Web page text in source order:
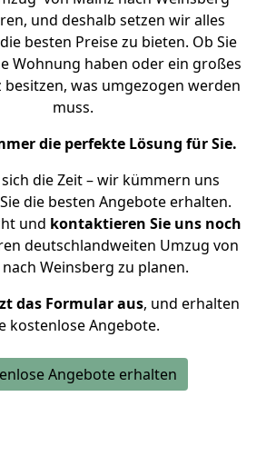
und deshalb setzen wir alles
besten Preise zu bieten. Ob Sie
Wohnung haben oder ein großes
besitzen, was umgezogen werden
muss.
die perfekte Lösung für Sie.
die Zeit – wir kümmern uns
die besten Angebote erhalten.
und kontaktieren Sie uns noch
deutschlandweiten Umzug von
Weinsberg zu planen.
das Formular aus, und erhalten
kostenlose Angebote.
Angebote erhalten